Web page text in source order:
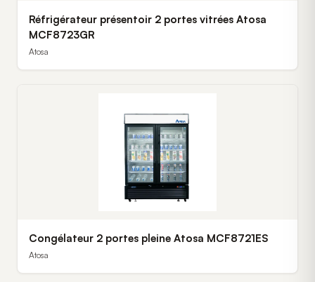
Réfrigérateur présentoir 2 portes vitrées Atosa
MCF8723GR
Atosa
Congélateur 2 portes pleine Atosa MCF8721ES
Atosa